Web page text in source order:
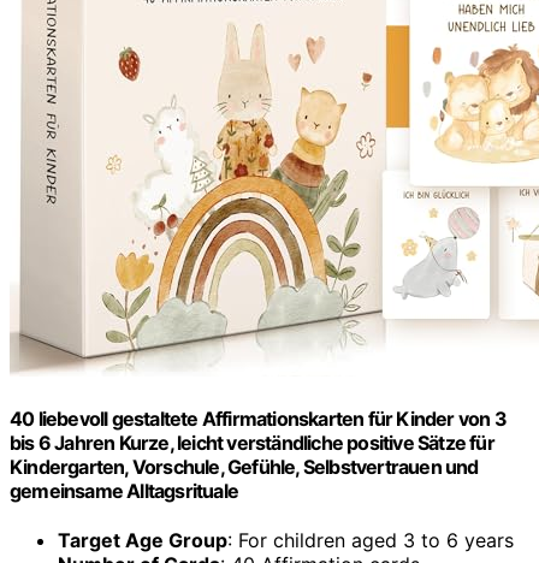
40 liebevoll gestaltete Affirmationskarten für Kinder von 3
bis 6 Jahren Kurze, leicht verständliche positive Sätze für
Kindergarten, Vorschule, Gefühle, Selbstvertrauen und
gemeinsame Alltagsrituale
Target Age Group: For children aged 3 to 6 years